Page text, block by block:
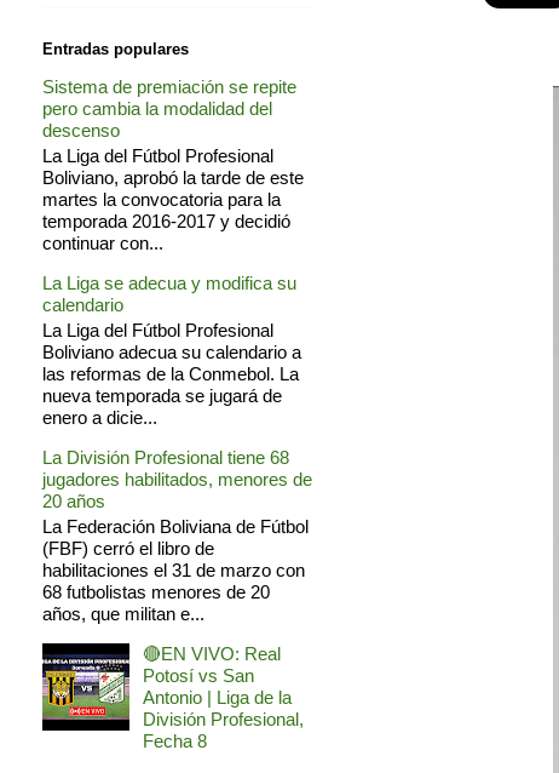
Entradas populares
Sistema de premiación se repite
pero cambia la modalidad del
descenso
La Liga del Fútbol Profesional
Boliviano, aprobó la tarde de este
martes la convocatoria para la
temporada 2016-2017 y decidió
continuar con...
La Liga se adecua y modifica su
calendario
La Liga del Fútbol Profesional
Boliviano adecua su calendario a
las reformas de la Conmebol. La
nueva temporada se jugará de
enero a dicie...
La División Profesional tiene 68
jugadores habilitados, menores de
20 años
La Federación Boliviana de Fútbol
(FBF) cerró el libro de
habilitaciones el 31 de marzo con
68 futbolistas menores de 20
años, que militan e...
🔴EN VIVO: Real
Potosí vs San
Antonio | Liga de la
División Profesional,
Fecha 8